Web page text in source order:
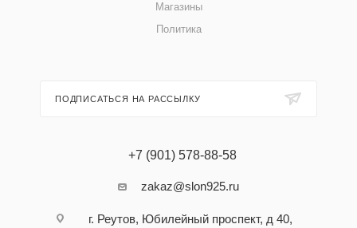
Магазины
Политика
ПОДПИСАТЬСЯ НА РАССЫЛКУ
+7 (901) 578-88-58
zakaz@slon925.ru
г. Реутов, Юбилейный проспект, д 40,